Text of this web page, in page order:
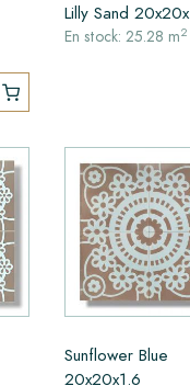
Lilly Sand
En stock: 25.28 m2
Sunflower Blue
20x20x1.6